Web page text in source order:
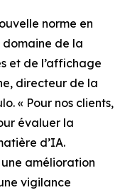
norme en
domaine de la
et de l’affichage
directeur de la
« Pour nos clients,
évaluer la
d’IA.
amélioration
vigilance